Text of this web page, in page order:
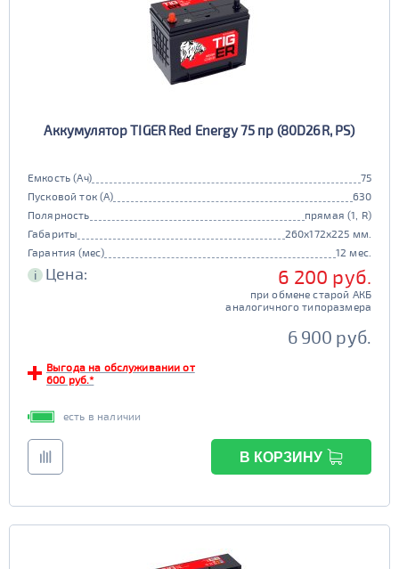
Аккумулятор TIGER Red Energy 75 пр (80D26R, PS)
Емкость (Ач)
75
Пусковой ток (А)
630
Полярность
прямая (1, R)
Габариты
260x172x225 мм.
Гарантия (мес)
12 мес.
i Цена: 6 200 руб.
при обмене старой АКБ
аналогичного типоразмера
6 900 руб.
Выгода на обслуживании от
600 руб.*
есть в наличии
В КОРЗИНУ